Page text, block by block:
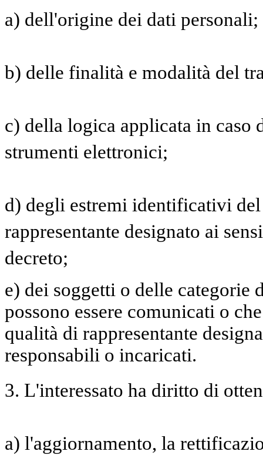
a) dell'origine dei dati personali;
b) delle finalità e modalità del
c) della logica applicata in
strumenti elettronici;
d) degli estremi identificativi
rappresentante designato ai
decreto;
e) dei soggetti o delle categorie
possono essere comunicati o
qualità di rappresentante
responsabili o incaricati.
3. L'interessato ha diritto di
a) l'aggiornamento, la